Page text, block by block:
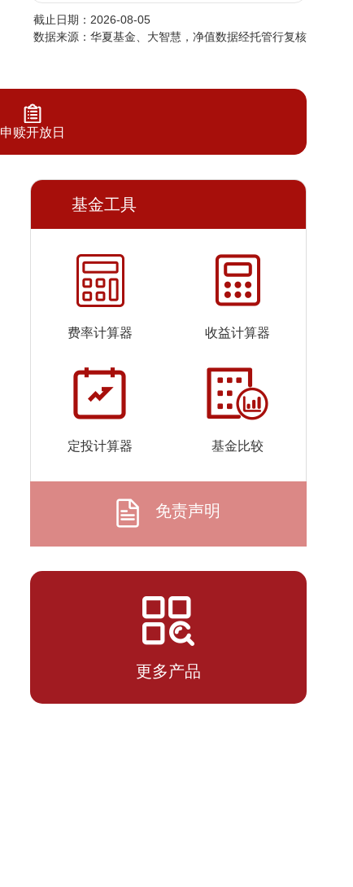
2026-
07-29
1.4404 1.4404
07-27
2026-
07-24
1.3940 1.3940
2026-
1.4242
07-22
2026-
1.4240
2026-
1.4220
1.3871
07-16
1.3852 1.3852
1.3821
截止日期：2026-08-05
数据来源：华夏基金、大智慧，净值数据经托管行复核
申赎开放日
基金工具
费率计算器 收益计算器
定投计算器 基金比较
免责声明
更多产品